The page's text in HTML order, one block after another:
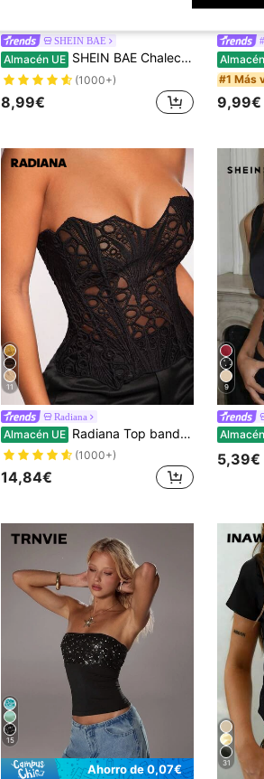
SHEIN BAE
Almacén UE SHEIN BAE Chaleco casual de verano para mujer decorado con cuentas
(1000+)
8,99€
22
#1 Más
9,99€
11
Radiana
Almacén UE Radiana Top bandeau ajustado y sexy de encaje para mujer
(1000+)
14,84€
9
5,39€
15
Ahorro de 0,07€ 31